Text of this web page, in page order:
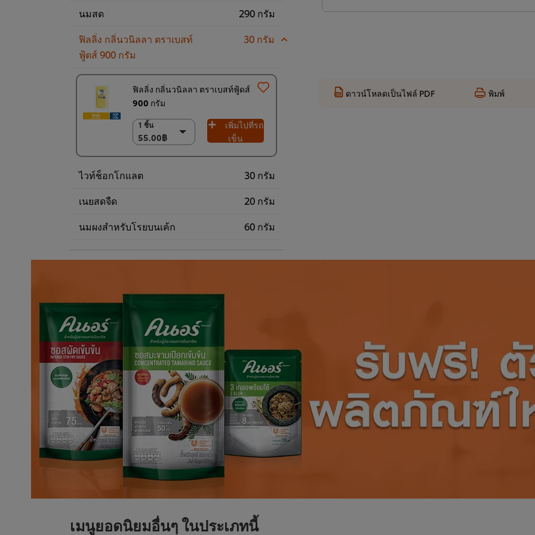
นมสด
290 กรัม
ฟิลลิ่ง กลิ่นวนิลลา ตราเบสท์
ฟู้ดส์ 900 กรัม
30 กรัม
ฟิลลิ่ง กลิ่นวนิลลา ตราเบสท์ฟู้ดส์
900 กรัม
1 ชิ้น
55.00฿
1 ชิ้น
55.00฿
468.00฿
เพิ่มไปที่รถ
เข็น
ไวท์ช็อกโกแลต
30 กรัม
เนยสดจืด
20 กรัม
นมผงสำหรับโรยบนเค้ก
60 กรัม
ดาวน์โหลดเป็นไฟล์ PDF พิมพ์
เมนูยอดนิยมอื่นๆ ในประเภทนี้